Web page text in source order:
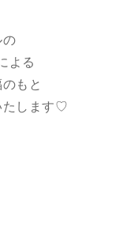
の
よる
もと
たします♡